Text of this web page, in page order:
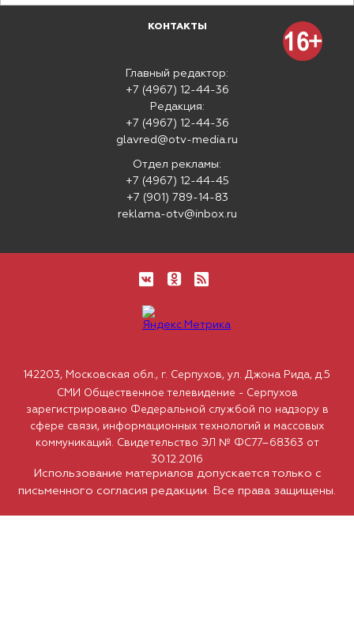
КОНТАКТЫ
Главный редактор:
+7 (4967) 12-44-36
Редакция:
+7 (4967) 12-44-36
glavred@otv-media.ru
Отдел рекламы:
+7 (4967) 12-44-45
+7 (901) 789-14-83
reklama-otv@inbox.ru
Использование материалов допускается только с
письменного согласия редакции. Все права защищены.
142203, Московская обл., г. Серпухов, ул. Джона Рида, д.5
СМИ Общественное телевидение - Серпухов
зарегистрировано Федеральной службой по надзору в
сфере связи, информационных технологий и массовых
коммуникаций. Свидетельство ЭЛ № ФС77–68363 от
30.12.2016